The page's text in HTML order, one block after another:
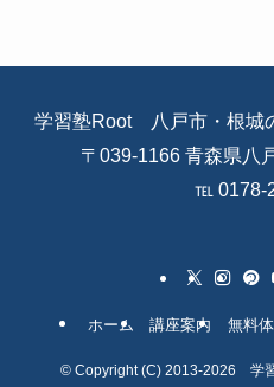
学習塾Root 八戸市・根城
〒039-1166 青森県八
℡ 0178-
ホーム 講座案内 無料
©Copyright (C) 2013-2026 学